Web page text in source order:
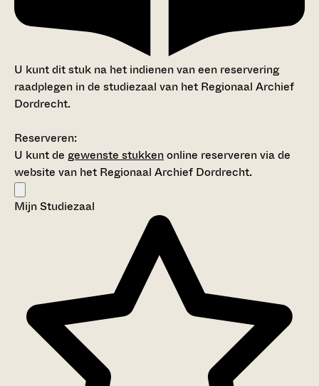
U kunt dit stuk na het indienen van een reservering
raadplegen in de studiezaal van het Regionaal Archief
Dordrecht.
Reserveren:
U kunt de gewenste stukkenonline reserveren via de
website van het Regionaal Archief Dordrecht.
Mijn Studiezaal